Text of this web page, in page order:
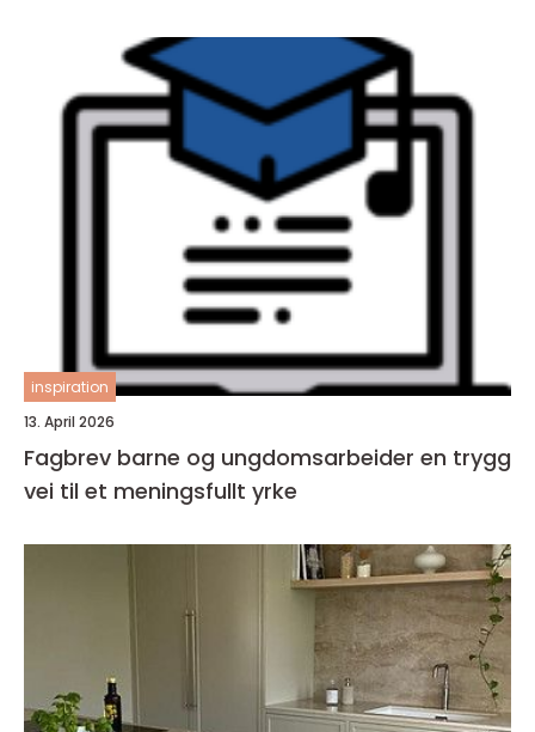
inspiration
13. April 2026
Fagbrev barne og ungdomsarbeider en trygg
vei til et meningsfullt yrke